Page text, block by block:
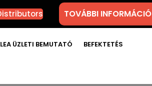
TOVÁBBI INFORMÁCIÓ
ÜZLETI BEMUTATÓ BEFEKTETÉS